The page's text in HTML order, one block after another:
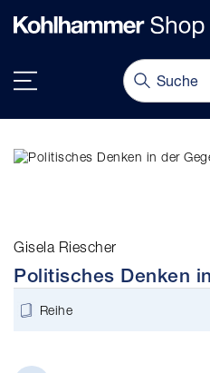
springen
Gisela Riescher
Politisches Denken
Reihe